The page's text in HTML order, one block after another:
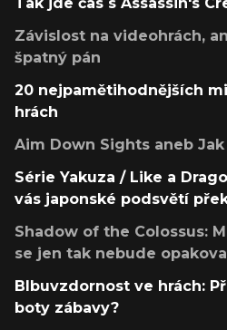
Závislost na videohrách,
špatný pán
20 nejpamětihodnějších
hrách
Aim Down Sights aneb
Série Yakuza / Like a
vás japonské podsvětí
Shadow of the Colossus:
se jen tak nebude
Blbuvzdornost ve hrách:
boty zábavy?